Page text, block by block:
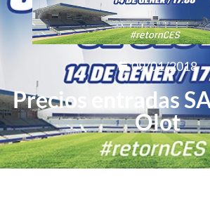
09/01/2018
Precios entradas
Olot